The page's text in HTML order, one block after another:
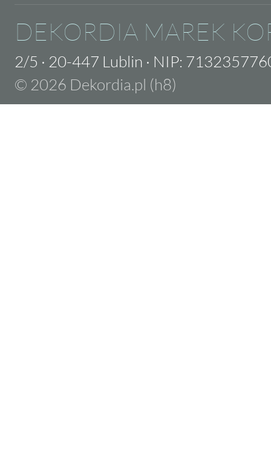
DEKORDIA MAREK
2/5 · 20-447 Lublin · NIP:
© 2026 Dekordia.pl (h8)